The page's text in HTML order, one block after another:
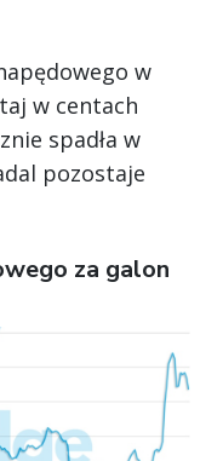
w
w centach
spadła w
pozostaje
za galon